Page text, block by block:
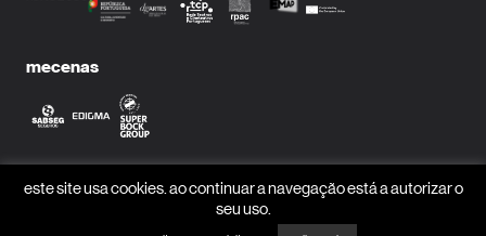
mecenas
este site usa cookies. ao continuar a navegação está a autorizar o
seu uso.